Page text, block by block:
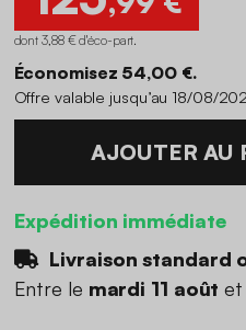
dont 3,88 € d'éco-part.
Économisez 54,00 €.
Offre valable jusqu’au 18/08/
AJOUTER AU
Expédition immédiate
Livraison standard
Entre le mardi 11 août et